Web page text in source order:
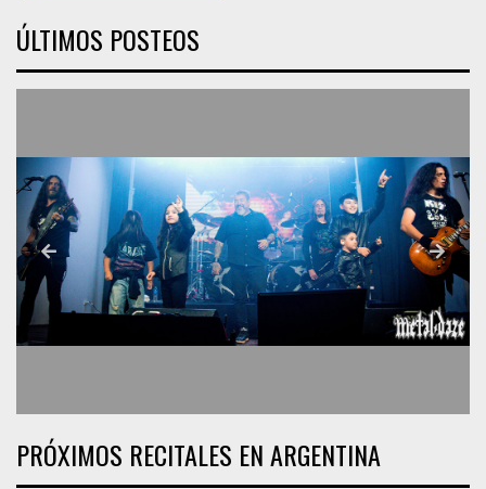
ÚLTIMOS POSTEOS
PRÓXIMOS RECITALES EN ARGENTINA